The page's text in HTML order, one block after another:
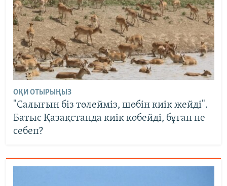
ОҚИ ОТЫРЫҢЫЗ
"Салығын біз төлейміз, шөбін киік жейді".
Батыс Қазақстанда киік көбейді, бұған не
себеп?